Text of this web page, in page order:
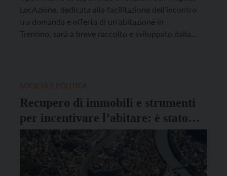
LocAzione, dedicata alla facilitazione dell’incontro
tra domanda e offerta di un’abitazione in
Trentino, sarà a breve raccolto e sviluppato dalla
Recupero di immobili e strumenti
per incentivare l’abitare: è stato
lanciato il progetto “LocAzioni”